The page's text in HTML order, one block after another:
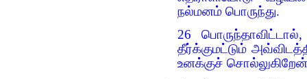
நல்மனம் பொருந்து.
26
தீர்க்குமட்டும்
உனக்குச்